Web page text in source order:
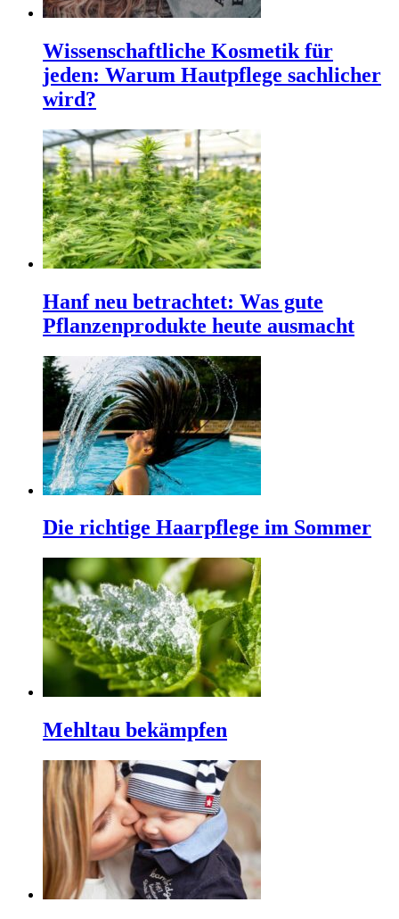
Wissenschaftliche Kosmetik für
jeden: Warum Hautpflege sachlicher
wird?
Hanf neu betrachtet: Was gute
Pflanzenprodukte heute ausmacht
Die richtige Haarpflege im Sommer
Mehltau bekämpfen